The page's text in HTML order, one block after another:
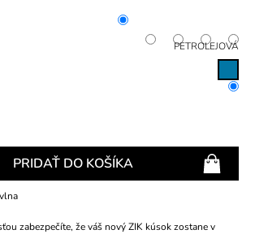
PETROLEJOVÁ
PRIDAŤ DO KOŠÍKA
zabezpečíte, že váš nový ZIK kúsok zostane v